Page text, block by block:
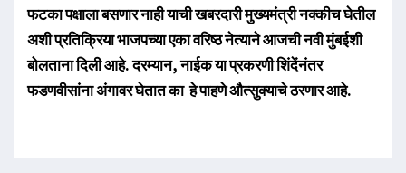
फटका पक्षाला बसणार नाही याची खबरदारी मुख्यमंत्री नक्कीच घेतील
अशी प्रतिक्रिया भाजपच्या एका वरिष्ठ नेत्याने आजची नवी मुंबईशी
बोलताना दिली आहे. दरम्यान, नाईक या प्रकरणी शिंदेंनंतर
फडणवीसांना अंगावर घेतात का हे पाहणे औत्सुक्याचे ठरणार आहे.